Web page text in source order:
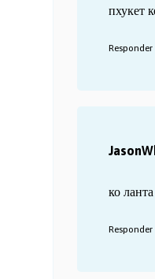
пхукет
Responder
ко ланта
Responder